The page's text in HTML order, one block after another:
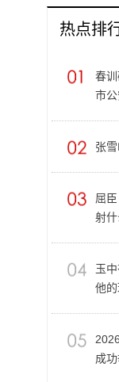
热点排
春
市
张
屈
射什
玉
他
成